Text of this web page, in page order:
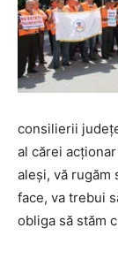
consilierii
al cărei
aleşi, vă rugăm
face, va trebui
obliga să stăm